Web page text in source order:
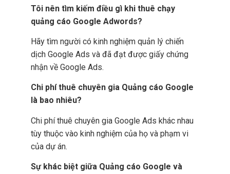
Tôi nên tìm kiếm điều gì khi thuê chạy
quảng cáo Google Adwords?
Hãy tìm người có kinh nghiệm quản lý chiến
dịch Google Ads và đã đạt được giấy chứng
nhận về Google Ads.
Chi phí thuê chuyên gia Quảng cáo Google
là bao nhiêu?
Chi phí thuê chuyên gia Google Ads khác nhau
tùy thuộc vào kinh nghiệm của họ và phạm vi
của dự án.
Sự khác biệt giữa Quảng cáo Google và